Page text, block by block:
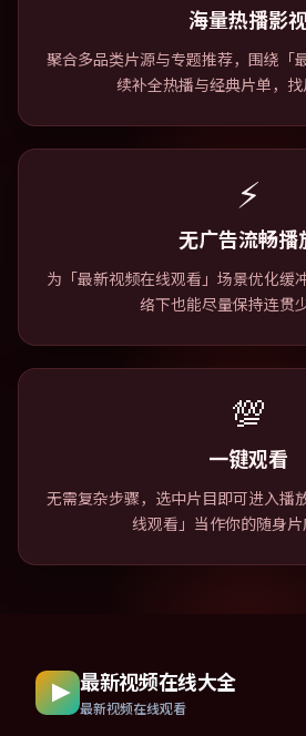
海量热播影
聚合多品类片源与专题推荐，围绕「
续补全热播与经典片单，找
⚡
无广告流畅播
为「最新视频在线观看」场景优化缓
络下也能尽量保持连贯
💯
一键观看
无需复杂步骤，选中片目即可进入播
线观看」当作你的随身片
最新视频在线大全
最新视频在线观看